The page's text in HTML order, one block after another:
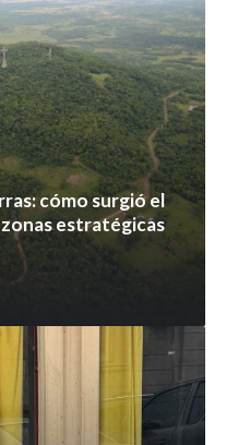
cómo surgió el
estratégicas